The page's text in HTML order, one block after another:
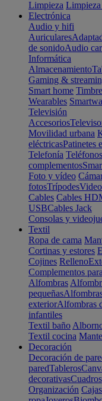
Limpieza
Electrónica
Audio y hifi
Auriculares
de sonidoAudio
Informática
Almacenamiento
Gaming &
Smart home
Wearables
Televisión
Accesorios
Movilidad urbana
eléctricasPatinetes
Telefonía
complementos
Foto y vídeo
fotosTrípodes
Cables Cables
USBCables Jack
Consolas y
Textil
Ropa de cama
Cortinas y estores
Cojines Relleno
Complementos
Alfombras
pequeñas
exteriorAlfombras
infantiles
Textil baño
Textil cocina
Decoración
Decoración de
paredTableros
decorativasCuadros
Organización